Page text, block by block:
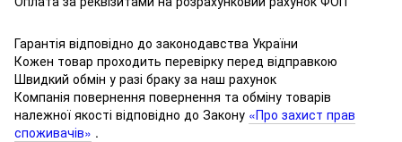
Гарантія відповідно до законодавства України
Кожен товар проходить перевірку перед відправкою
Швидкий обмін у разі браку за наш рахунок
Компанія повернення повернення та обміну товарів
належної якості відповідно до Закону «Про захист прав
споживачів» .